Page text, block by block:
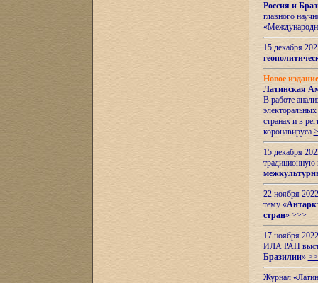
Россия и
главного
15 декабря
Новое
Латинская
В работе
странах и в
коронавируса
15 декабря
22 ноября
тему «
стран» >>>
17 ноября
ИЛА РАН
Бразилии»
Журнал